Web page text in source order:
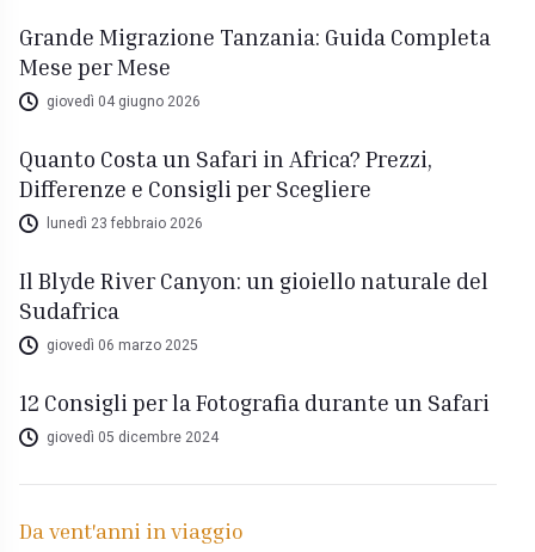
Grande Migrazione Tanzania: Guida Completa
Mese per Mese
giovedì 04 giugno 2026
Quanto Costa un Safari in Africa? Prezzi,
Differenze e Consigli per Scegliere
lunedì 23 febbraio 2026
Il Blyde River Canyon: un gioiello naturale del
Sudafrica
giovedì 06 marzo 2025
12 Consigli per la Fotografia durante un Safari
giovedì 05 dicembre 2024
Da vent'anni in viaggio